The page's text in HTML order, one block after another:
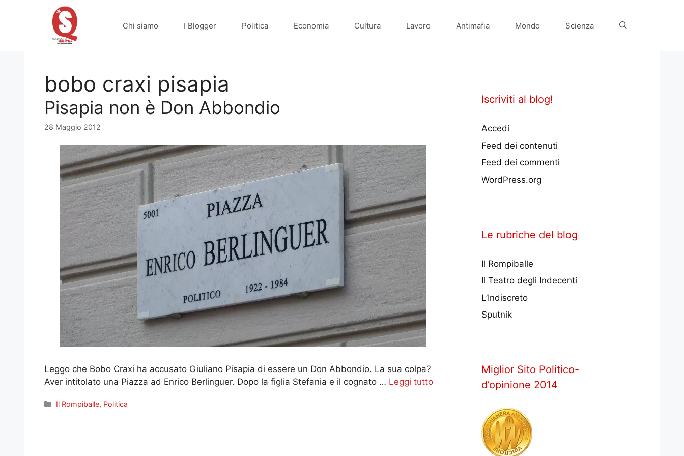
Chi siamo I Blogger Politica Economia Cultura Lavoro Antimafia Mondo Scienza
bobo craxi pisapia
Pisapia non è Don Abbondio
28 Maggio 2012
Leggo che Bobo Craxi ha accusato Giuliano Pisapia di essere un Don Abbondio. La sua colpa?
Aver intitolato una Piazza ad Enrico Berlinguer. Dopo la figlia Stefania e il cognato … Leggi tutto
Categorie
Il Rompiballe, Politica
Iscriviti al blog!
Accedi
Feed dei contenuti
Feed dei commenti
WordPress.org
Le rubriche del blog
Il Rompiballe
Il Teatro degli Indecenti
L’Indiscreto
Sputnik
Miglior Sito Politico-
d’opinione 2014